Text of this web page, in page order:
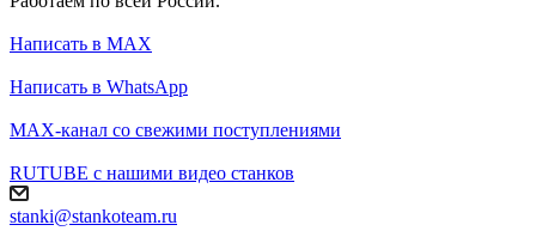
Написать в MAX
Написать в WhatsApp
MAX-канал со свежими поступлениями
RUTUBE с нашими видео станков
stanki@stankoteam.ru